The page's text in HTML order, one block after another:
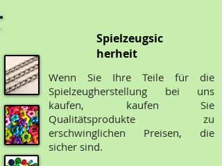
Spielzeugsic
herheit
Wenn Sie Ihre Teile für die
Spielzeugherstellung bei uns
kaufen, kaufen Sie
Qualitätsprodukte zu
erschwinglichen Preisen, die
sicher sind.